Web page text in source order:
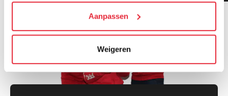
We werken samen met21 derden
die uw gegevens
kunnen ontvangen en verwerken.
Aanpassen
Weigeren